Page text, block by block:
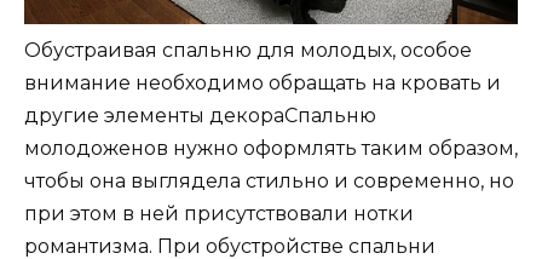
Обустраивая спальню для молодых, особое
внимание необходимо обращать на кровать и
другие элементы декораСпальню
молодоженов нужно оформлять таким образом,
чтобы она выглядела стильно и современно, но
при этом в ней присутствовали нотки
романтизма. При обустройстве спальни